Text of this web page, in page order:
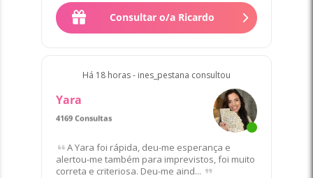
Consultar o/a Ricardo
Há 18 horas - ines_pestana consultou
Yara
4169 Consultas
Favorito/a de 22 Clientes
A Yara foi rápida, deu-me esperança e
alertou-me também para imprevistos, foi muito
correta e criteriosa. Deu-me aind...